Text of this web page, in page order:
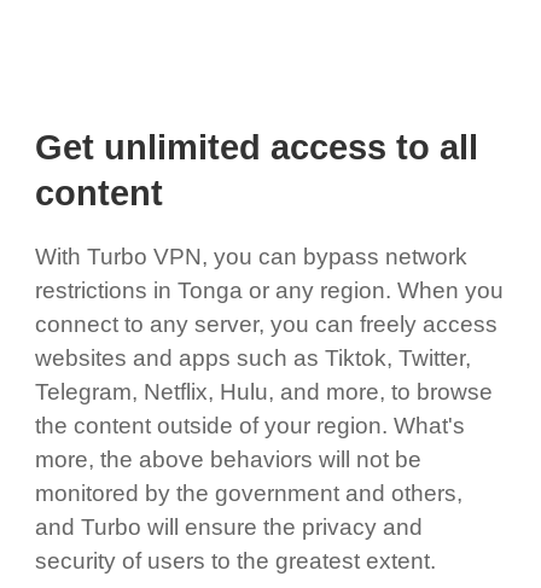
Get unlimited access to all
content
With Turbo VPN, you can bypass network
restrictions in Tonga or any region. When you
connect to any server, you can freely access
websites and apps such as Tiktok, Twitter,
Telegram, Netflix, Hulu, and more, to browse
the content outside of your region. What's
more, the above behaviors will not be
monitored by the government and others,
and Turbo will ensure the privacy and
security of users to the greatest extent.